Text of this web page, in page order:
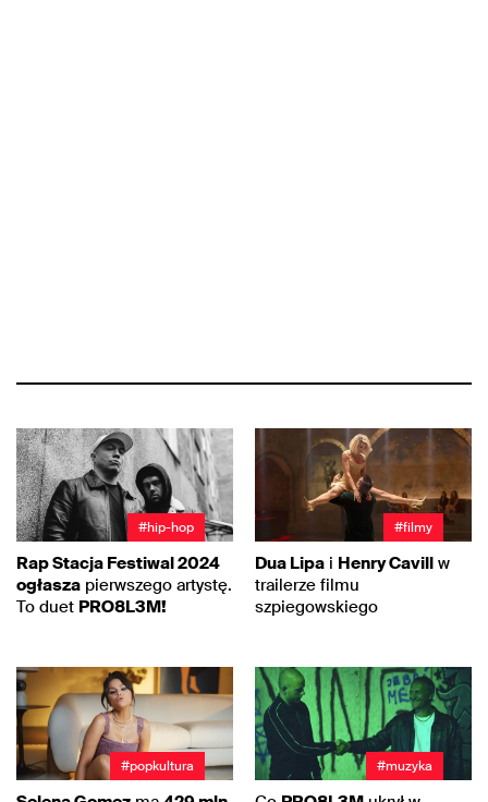
#hip-hop
Rap Stacja Festiwal 2024
ogłasza pierwszego artystę.
To duet PRO8L3M!
#filmy
Dua Lipa i Henry Cavill w
trailerze filmu
szpiegowskiego
#popkultura #muzyka